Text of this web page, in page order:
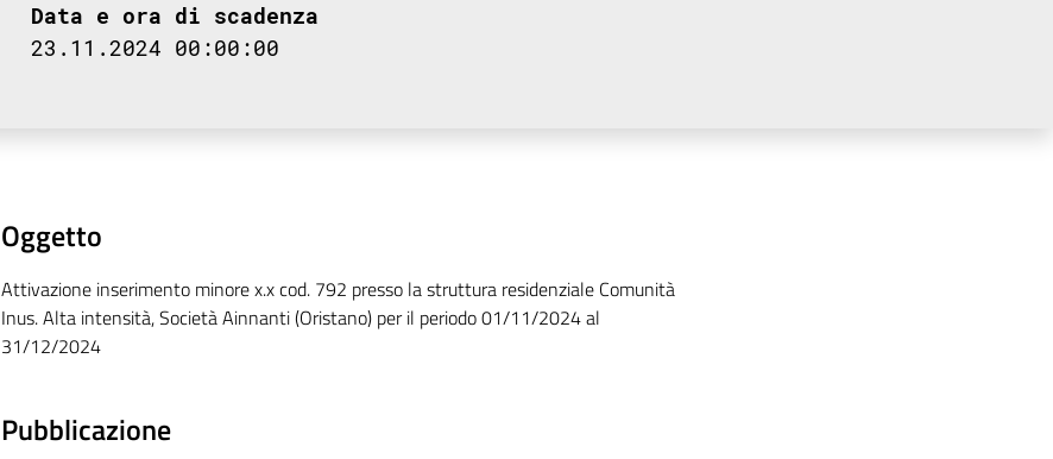
Data e ora di scadenza
23.11.2024 00:00:00
Oggetto
Attivazione inserimento minore x.x cod. 792 presso la struttura residenziale Comunità
Inus. Alta intensità, Società Ainnanti (Oristano) per il periodo 01/11/2024 al
31/12/2024
Pubblicazione